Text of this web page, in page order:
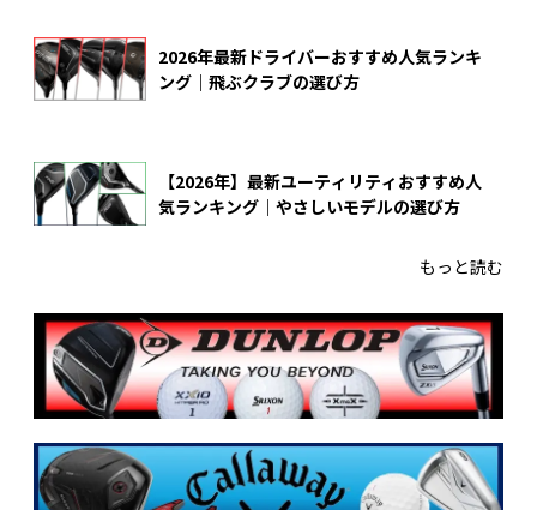
2026年最新ドライバーおすすめ人気ランキ
ング｜飛ぶクラブの選び方
【2026年】最新ユーティリティおすすめ人
気ランキング｜やさしいモデルの選び方
もっと読む